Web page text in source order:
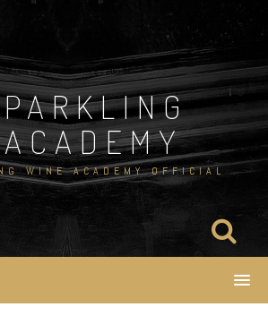
WINE ACADEMY OFFICIAL